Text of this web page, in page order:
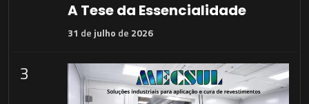
A Tese da Essencialidade
31 de julho de 2026
3